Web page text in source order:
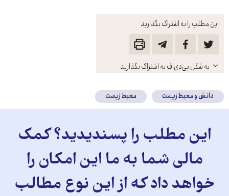
این مطلب را به اشتراک بگذارید
باز
کنید
به شکل پی‌دی‌اف به اشتراک بگذارید
دانش و محیط زیست محیط زیست
این مطلب را پسندیدید؟ کمک
مالی شما به ما این امکان را
خواهد داد که از این نوع مطالب